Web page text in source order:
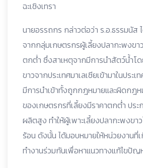
ฉะเชิงเทรา
นายอรรถกร กล่าวต่อว่า ร.อ.ธรรมนัส
จากกลุ่มเกษตรกรผู้เลี้ยงปลากะพงข
ตกต่ำ ซึ่งสาเหตุจากมีการนำสัตว์น้ำโ
ขาวจากประเทศมาเลเซียเข้ามาในประ
มีการนำเข้าทั้งถูกกฎหมายและผิดกฎห
ของเกษตรกรที่เลี้ยงมีราคาตกต่ำ ปร
ผลิตสูง ทำให้ผู้เพาะเลี้ยงปลากะพงขา
ร้อน ดังนั้น ได้มอบหมายให้หน่วยงาน
ทำงานร่วมกันเพื่อหาแนวทางแก้ไขปัญ